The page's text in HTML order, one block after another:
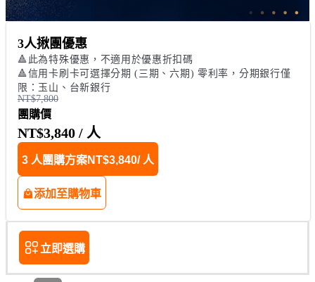
3人揪團優惠
🔺此為特殊優惠，不適用於優惠折扣碼
🔺信用卡刷卡可選擇分期 (三期、六期) 零利率，分期銀行僅
限：玉山、台新銀行
NT$7,800
團購價
NT$3,840 / 人
3 人團購方案NT$3,840/ 人
添加至購物車
立即選購